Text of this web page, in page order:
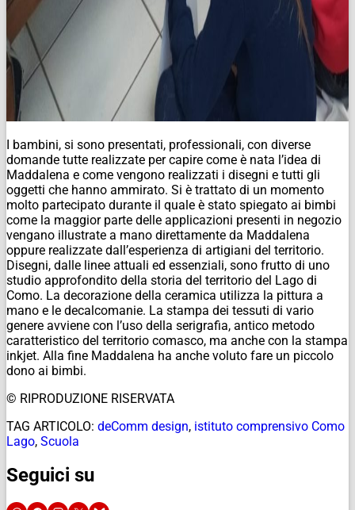
I bambini, si sono presentati, professionali, con diverse
domande tutte realizzate per capire come è nata l’idea di
Maddalena e come vengono realizzati i disegni e tutti gli
oggetti che hanno ammirato. Si è trattato di un momento
molto partecipato durante il quale è stato spiegato ai bimbi
come la maggior parte delle applicazioni presenti in negozio
vengano illustrate a mano direttamente da Maddalena
oppure realizzate dall’esperienza di artigiani del territorio.
Disegni, dalle linee attuali ed essenziali, sono frutto di uno
studio approfondito della storia del territorio del Lago di
Como. La decorazione della ceramica utilizza la pittura a
mano e le decalcomanie. La stampa dei tessuti di vario
genere avviene con l’uso della serigrafia, antico metodo
caratteristico del territorio comasco, ma anche con la stampa
inkjet. Alla fine Maddalena ha anche voluto fare un piccolo
dono ai bimbi.
© RIPRODUZIONE RISERVATA
TAG ARTICOLO: deComm design, istituto comprensivo Como
Lago, Scuola
Seguici su